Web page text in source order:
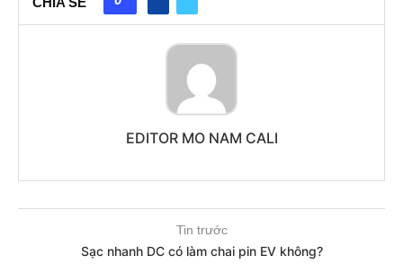
EDITOR MO NAM CALI
Tin trước
Sạc nhanh DC có làm chai pin EV không?